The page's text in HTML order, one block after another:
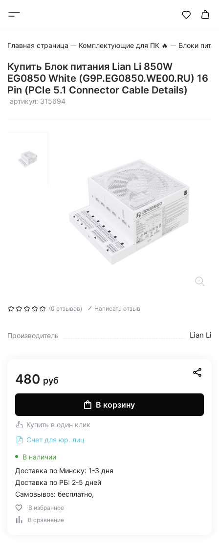
Главная страница Комплектующие для ПК 🔥 Блоки
Купить Блок питания Lian Li 850W
EG0850 White (G9P.EG0850.WE00.RU) 16
Pin (PCIe 5.1 Connector Cable Details)
артикул: 315694
(0 отзывов) Написать отзыв
Производитель Lian Li
480 руб
В корзину
Купить в один клик
Счет для юр. лиц
В наличии
Доставка по Минску: 1-3 дня
Доставка по РБ: 2-5 дней
Самовывоз: бесплатно,
В избранное
В сравнение